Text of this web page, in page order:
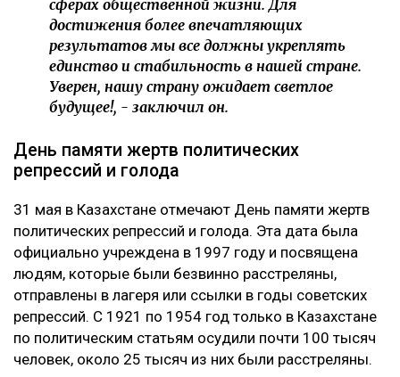
сферах общественной жизни. Для
достижения более впечатляющих
результатов мы все должны укреплять
единство и стабильность в нашей стране.
Уверен, нашу страну ожидает светлое
будущее!, - заключил он.
День памяти жертв политических
репрессий и голода
31 мая в Казахстане отмечают День памяти жертв
политических репрессий и голода. Эта дата была
официально учреждена в 1997 году и посвящена
людям, которые были безвинно расстреляны,
отправлены в лагеря или ссылки в годы советских
репрессий. С 1921 по 1954 год только в Казахстане
по политическим статьям осудили почти 100 тысяч
человек, около 25 тысяч из них были расстреляны.